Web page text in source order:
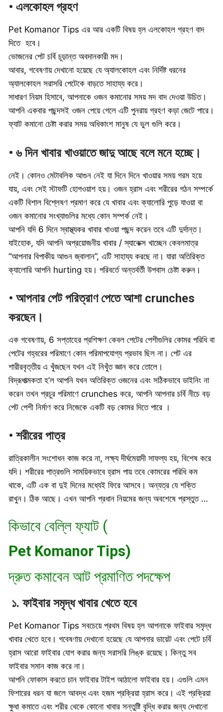
• এলকোহল গ্রহণ
Pet Komanor Tips এর আর একটি বিষয় হ্ল এলকোহল গ্রহণ বাদ
দিতে হবে।
ভোজনের পেট চর্বি চূড়ান্ত অবদানকারী মদ।
আবার, গবেষণায় দেখানো হয়েছে যে অ্যালকোহল এবং নির্দিষ্ট ধরনের
অ্যালকোহল সরাসরি পেটেকে বাড়তে সাহায্য করে।
সাধারণ নিয়ম হিসাবে, আপনাকে ওজন কমানোর সময় মদ বাদ দেওয়া উচিত।
আপনি একবার পছন্দসই ওজন পেয়ে গেলে এটি পুনরায় গ্রহণ কড়া জেটে পারে।
ফ্যাট কমানো চেষ্টা করার সময় অধিকাংশ মানুষ যে ভুল গুলি করে।
• ৬ দিন খাবার খাওয়াতে জাদু আছে বলে মনে হচ্ছে।
নেই। কোনও মেটাবলিক আগুন নেই যা দিনে দিনে খাওয়ার সময় গরম হয়ে
যায়, এবং সেই স্টাফটি হোগওয়াশ হয়। ওজন হ্রাস এবং শরীরের গঠন সম্পর্কে
একটি বিশাল বিশ্লেষণ প্রমাণ করে যে খাবার এবং ক্যালোরি পুড়ে যাওয়া বা
ওজন কমানোর সংখ্যাগুলির মধ্যে কোন সম্পর্ক নেই।
আপনি যদি 6 দিনে স্বাস্থ্যকর খাবার খাওয়া পছন্দ করেন তবে এটি দুর্দান্ত।
যাইহোক, যদি আপনি অপ্রয়োজনীয় খাবার / স্যাকেক্স খাচ্ছেন কেবলমাত্র
“আপনার বিপাকীয় আগুন জ্বালান”, এটি সাহায্য করছে না। যারা অতিরিক্ত
ক্যালোরি আপনি hurting হয়। পরিবর্তে অন্তর্বর্তী উপবাস চেষ্টা করুন।
• আপনার পেট পরিত্রাণ পেতে আশা crunches
করছেন।
এক গবেষণায়, 6 সপ্তাহের প্রশিক্ষণ কেবল পেটের পেশীগুলির কোমর পরিধি বা
পেটের গহ্বরের পরিমাণে কোন পরিমাপযোগ্য প্রভাব ছিল না। পেট এর
শারীরবৃত্তীয় এ খুঁজছেন যখন এই নিখুঁত জ্ঞান করে তোলে।
বিদ্রূপাত্মকতা হ’ল আপনি যখন অতিরিক্ত ওজনের এবং সঠিকভাবে ডাইনিং না
করেন তখন প্রচুর পরিমাণে crunches করে, আপনি আপনার চর্বি নীচে বড়
পেট পেশী নির্মাণ করে নিজেকে একটি বড় কোমর দিতে পারে ।
• শরীরের পাত্র
রাত্রিকালীন সংশোধন কাজ করে না, লক্ষ্য দীর্ঘমেয়াদী সাফল্য হয়, বিশেষ করে
যদি। শরীরের পাত্রগুলি সাময়িকভাবে হ্রাস পায় তবে কোমরের পরিধি কম
থাকে, এটি এক বা দুই দিনের মধ্যেই ফিরে আসবে। অন্যত্র যে শক্তি
রাখুন। ঠিক আছে। এখন আপনি প্রধান নিয়মের জন্য অবশেষে প্রস্তুত …
কিভাবে বেল্লি ফ্যাট (
Pet Komanor Tips)
দ্রুত কমাবেন আট প্রমাণিত পদক্ষেপ
১. ফাইবার সমৃদ্ধ খাবার খেতে হবে
Pet Komanor Tips সবচেয়ে প্রথম বিষয় হ্ল আপনাকে ফাইবার সমৃদ্ধ
খাবার খেতে হবে। গবেষণায় দেখানো হয়েছে যে আপনার ডায়েট এবং পেটে চর্বি
হ্রাস আরো ফাইবার যোগ করার জন্য সরাসরি লিঙ্ক রয়েছে। কিন্তু সব
ফাইবার সমান কাজ করে না।
আপনি ফোকাস করতে চান ফাইবার টাইপ আঠালো ফাইবার হয়। এগুলি এমন
ফিশারের ধরন যা জলে আবদ্ধ এবং হজম প্রক্রিয়া হ্রাস করে। এই প্রক্রিয়া
ক্ষুধা কমাতে এবং শরীর থেকে কোনো খাবার সন্তুষ্টি বৃদ্ধি করার জন্য দেখানো